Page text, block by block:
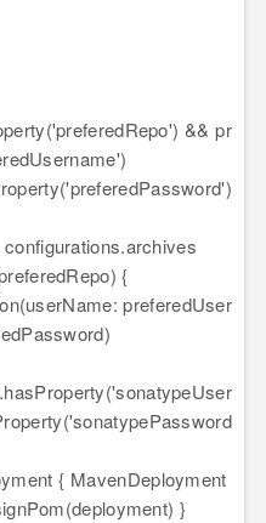
&& pr
configurations.archives
{
preferedUser
{ MavenDeployment
}